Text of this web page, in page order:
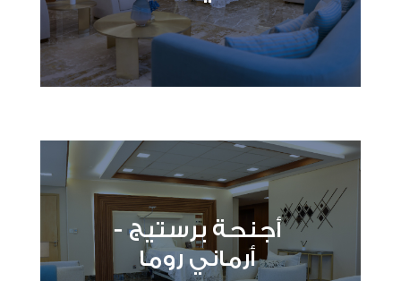
أجنحة برستيج -
أرماني روما